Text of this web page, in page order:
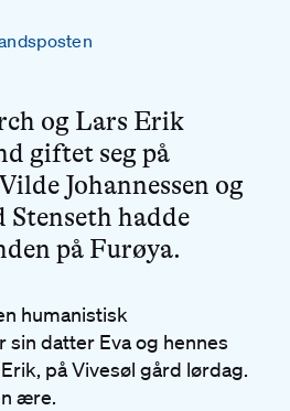
og Lars Erik
giftet seg på
Johannessen og
hadde
på Furøya.
humanistisk
datter Eva og hennes
på Vivesøl gård lørdag.
ære.